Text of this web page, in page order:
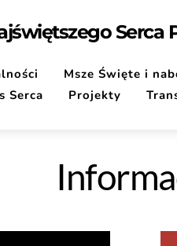
Serca
Msze Święte i
Serca Projekty